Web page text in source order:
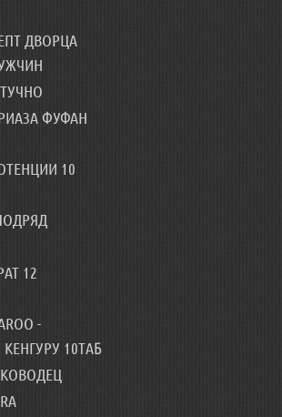
ДВОРЦА
ФУФАН
10
12
-
10ТАБ